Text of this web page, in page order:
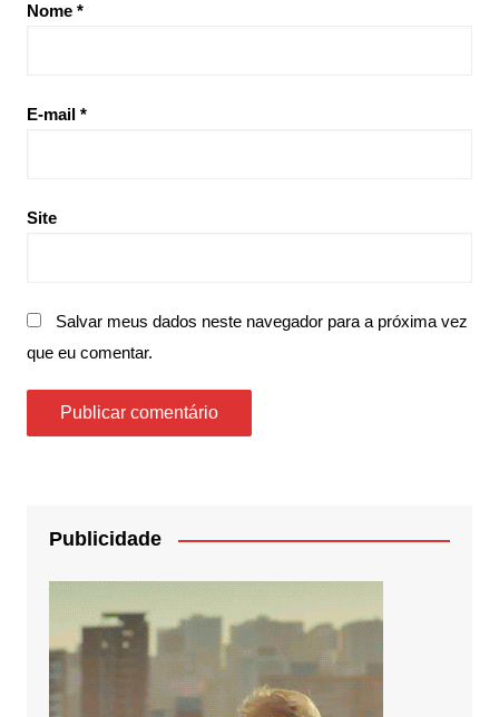
Nome *
E-mail *
Site
Salvar meus dados neste navegador para a próxima vez
que eu comentar.
Publicidade